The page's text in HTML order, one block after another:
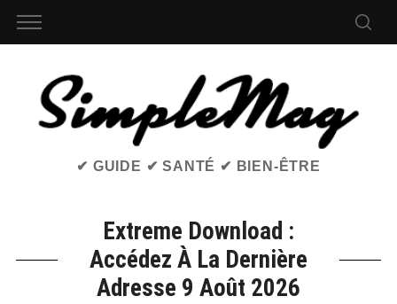
✔ GUIDE ✔ SANTÉ ✔ BIEN-ÊTRE
Extreme Download :
Accédez À La Dernière
Adresse 9 Août 2026